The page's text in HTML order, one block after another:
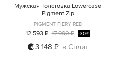
S M L XL
Мужская Толстовка Lowercase
Pigment Zip
PIGMENT FIERY RED
12 593 ₽ 17 990 ₽ -30%
3 148 ₽ в Сплит